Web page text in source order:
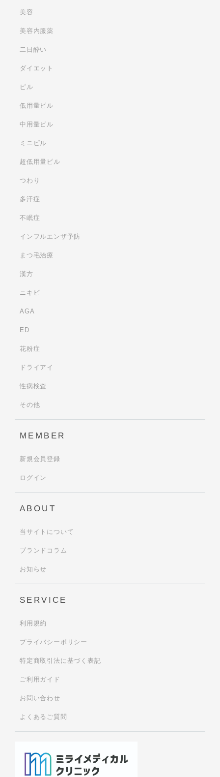
美容
美容内服薬
二日酔い
ダイエット
ピル
低用量ピル
中用量ピル
ミニピル
超低用量ピル
つわり
多汗症
不眠症
インフルエンザ予防
まつ毛治療
漢方
ニキビ
AGA
ED
花粉症
ドライアイ
性病検査
その他
MEMBER
新規会員登録
ログイン
ABOUT
当サイトについて
ブランドコラム
お知らせ
SERVICE
利用規約
プライバシーポリシー
特定商取引法に基づく表記
ご利用ガイド
お問い合わせ
よくあるご質問